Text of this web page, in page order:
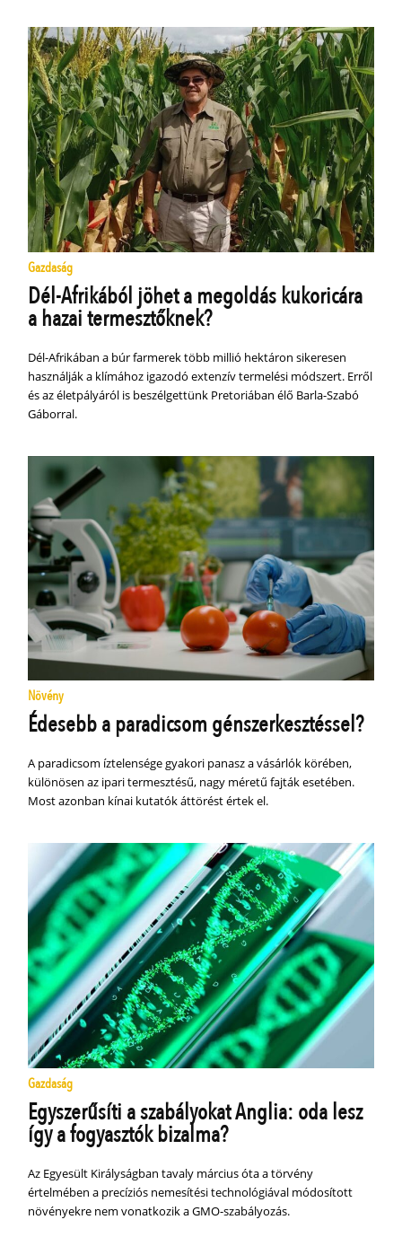
Gazdaság
Dél-Afrikából jöhet a megoldás kukoricára
a hazai termesztőknek?
Dél-Afrikában a búr farmerek több millió hektáron sikeresen
használják a klímához igazodó extenzív termelési módszert. Erről
és az életpályáról is beszélgettünk Pretoriában élő Barla-Szabó
Gáborral.
Növény
Édesebb a paradicsom génszerkesztéssel?
A paradicsom íztelensége gyakori panasz a vásárlók körében,
különösen az ipari termesztésű, nagy méretű fajták esetében.
Most azonban kínai kutatók áttörést értek el.
Gazdaság
Egyszerűsíti a szabályokat Anglia: oda lesz
így a fogyasztók bizalma?
Az Egyesült Királyságban tavaly március óta a törvény
értelmében a precíziós nemesítési technológiával módosított
növényekre nem vonatkozik a GMO-szabályozás.